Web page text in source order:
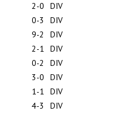
2-0
DIV
0-3
DIV
9-2
DIV
2-1
DIV
0-2
DIV
3-0
DIV
1-1
DIV
4-3
DIV